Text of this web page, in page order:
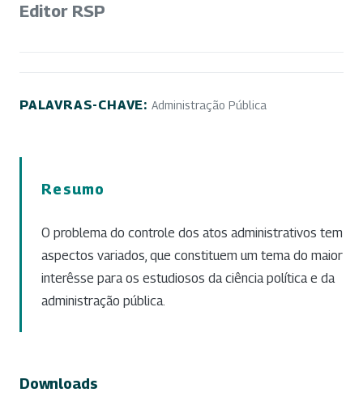
Editor RSP
PALAVRAS-CHAVE: Administração Pública
Resumo
O problema do controle dos atos administrativos tem
aspectos variados, que constituem um tema do maior
interêsse para os estudiosos da ciência política e da
administração pública.
Downloads